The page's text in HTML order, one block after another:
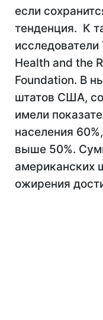
если
тенденция. К
Health and the
Foundation. В
штатов США,
имели
населения
выше 50%.
американских
ожирения